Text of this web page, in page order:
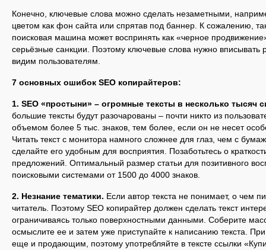
Конечно, ключевые слова можно сделать незаметными,
цветом как фон сайта или спрятав под баннер. К сожалению,
поисковая машина может воспринять как «черное
серьёзные санкции. Поэтому ключевые слова нужно вписывать
видим пользователям.
7 основных ошибок SEO копирайтеров:
1. SEO «простыни» – огромные тексты в несколько тысяч
большие тексты будут разочарованы – почти никто из
объемом более 5 тыс. знаков, тем более, если он не несет
Читать текст с монитора намного сложнее для глаз, чем с
сделайте его удобным для восприятия. Позаботьтесь о
предложений. Оптимальный размер статьи для позитивного
поисковыми системами от 1500 до 4000 знаков.
2. Незнание тематики. Если автор текста не понимает, о чем
читатель. Поэтому SEO копирайтер должен сделать текст
ограничиваясь только поверхностными данными. Соберите
осмыслите ее и затем уже приступайте к написанию текста.
еще и продающим, поэтому употребляйте в тексте ссылки